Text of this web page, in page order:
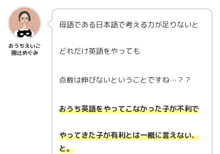
おうちえいご
園辻めぐみ
母語である日本語で考える力が足りないと
どれだけ英語をやっても
点数は伸びないということですね…？？
おうち英語をやってこなかった子が不利で
やってきた子が有利とは一概に言えない、
と。